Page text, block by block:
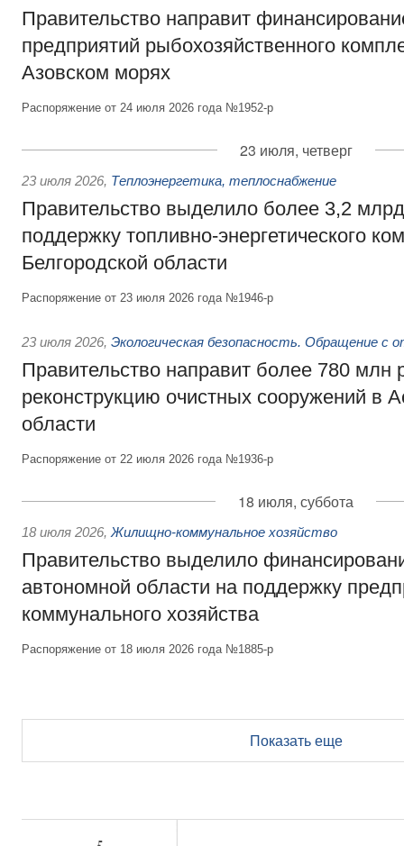
Правительство направит
предприятий рыбохозяйственного
Азовском морях
Распоряжение от 24 июля 2026 года №1952-р
23 июля, четверг
23 июля 2026, Теплоэнергетика, теплоснабжение
Правительство выделило более 3,2
поддержку топливно-энергетического
Белгородской области
Распоряжение от 23 июля 2026 года №1946-р
23 июля 2026, Экологическая безопасность. Обращение с
Правительство направит более 780 млн
реконструкцию очистных сооружений в
области
Распоряжение от 22 июля 2026 года №1936-р
18 июля, суббота
18 июля 2026, Жилищно-коммунальное хозяйство
Правительство выделило
автономной области на поддержку
коммунального хозяйства
Распоряжение от 18 июля 2026 года №1885-р
Показать еще